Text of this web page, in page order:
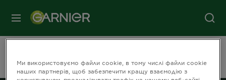
МЕНЮ
Ми використовуємо файли cookie, в тому числі файли cookie
наших партнерів, щоб забезпечити кращу взаємодію з